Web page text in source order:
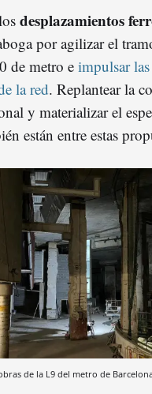
desplazamientos
por agilizar el
de metro e impulsar
la red. Replantear la
y materializar el
están entre estas
de la L9 del metro de